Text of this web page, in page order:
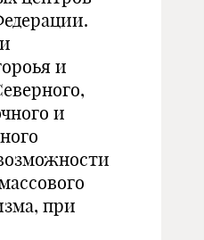
и
и
при